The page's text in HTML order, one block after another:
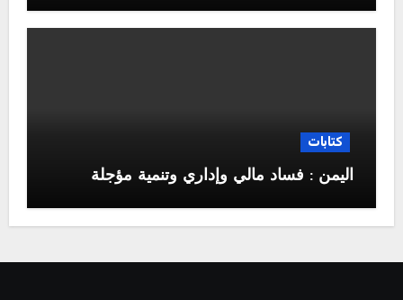
كتابات
اليمن : فساد مالي وإداري وتنمية مؤجلة